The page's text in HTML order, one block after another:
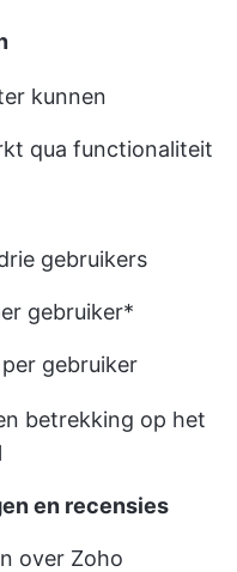
kunnen
qua functionaliteit
gebruikers
gebruiker*
gebruiker
betrekking op het
en recensies
over Zoho